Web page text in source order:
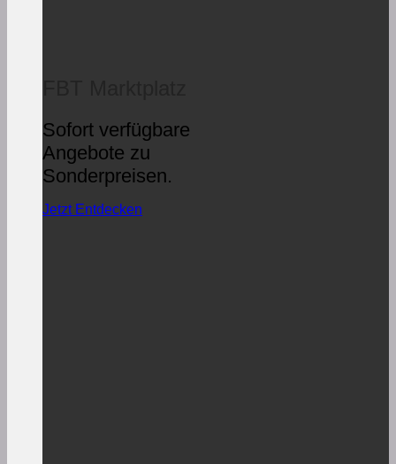
Sofort verfügbare
Angebote zu
Sonderpreisen.
Jetzt Entdecken